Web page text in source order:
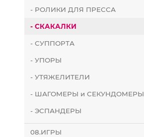
- РОЛИКИ ДЛЯ ПРЕССА
- СКАКАЛКИ
- СУППОРТА
- УПОРЫ
- УТЯЖЕЛИТЕЛИ
- ШАГОМЕРЫ и СЕКУНДОМЕРЫ
- ЭСПАНДЕРЫ
08.ИГРЫ